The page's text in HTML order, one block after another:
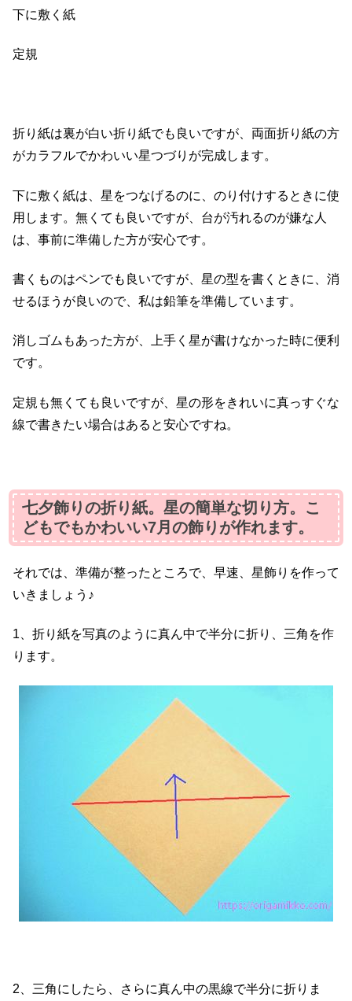
下に敷く紙
定規
折り紙は裏が白い折り紙でも良いですが、両面折り紙の方
がカラフルでかわいい星つづりが完成します。
下に敷く紙は、星をつなげるのに、のり付けするときに使
用します。無くても良いですが、台が汚れるのが嫌な人
は、事前に準備した方が安心です。
書くものはペンでも良いですが、星の型を書くときに、消
せるほうが良いので、私は鉛筆を準備しています。
消しゴムもあった方が、上手く星が書けなかった時に便利
です。
定規も無くても良いですが、星の形をきれいに真っすぐな
線で書きたい場合はあると安心ですね。
七夕飾りの折り紙。星の簡単な切り方。こ
どもでもかわいい7月の飾りが作れます。
それでは、準備が整ったところで、早速、星飾りを作って
いきましょう♪
1、折り紙を写真のように真ん中で半分に折り、三角を作
ります。
2、三角にしたら、さらに真ん中の黒線で半分に折りま